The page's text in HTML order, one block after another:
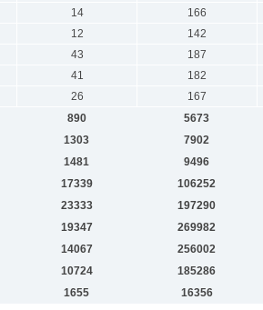
14 166
12 142
43 187
41 182
26 167
890 5673
1303 7902
1481 9496
17339 106252
23333 197290
19347 269982
14067 256002
10724 185286
1655 16356